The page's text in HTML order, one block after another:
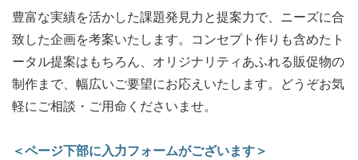
豊富な実績を活かした課題発見力と提案力で、ニーズに合
致した企画を考案いたします。コンセプト作りも含めたト
ータル提案はもちろん、オリジナリティあふれる販促物の
制作まで、幅広いご要望にお応えいたします。どうぞお気
軽にご相談・ご用命くださいませ。
＜ページ下部に入力フォームがございます＞